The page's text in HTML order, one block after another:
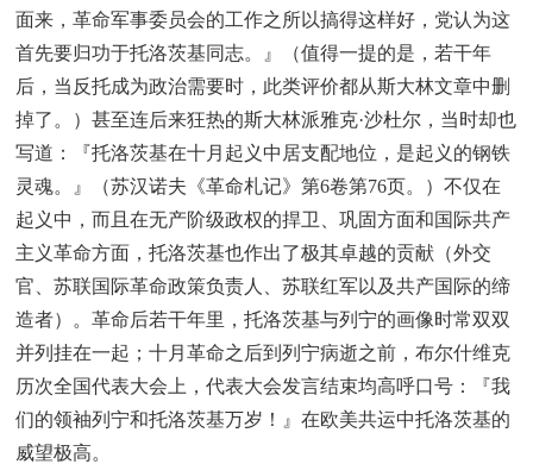
面来，革命军事委员会的工作之所以搞得这样好，党认为这
首先要归功于托洛茨基同志。』（值得一提的是，若干年
后，当反托成为政治需要时，此类评价都从斯大林文章中删
掉了。）甚至连后来狂热的斯大林派雅克·沙杜尔，当时却也
写道：『托洛茨基在十月起义中居支配地位，是起义的钢铁
灵魂。』（苏汉诺夫《革命札记》第6卷第76页。）不仅在
起义中，而且在无产阶级政权的捍卫、巩固方面和国际共产
主义革命方面，托洛茨基也作出了极其卓越的贡献（外交
官、苏联国际革命政策负责人、苏联红军以及共产国际的缔
造者）。革命后若干年里，托洛茨基与列宁的画像时常双双
并列挂在一起；十月革命之后到列宁病逝之前，布尔什维克
历次全国代表大会上，代表大会发言结束均高呼口号：『我
们的领袖列宁和托洛茨基万岁！』在欧美共运中托洛茨基的
威望极高。